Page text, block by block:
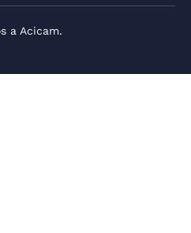
a Acicam.